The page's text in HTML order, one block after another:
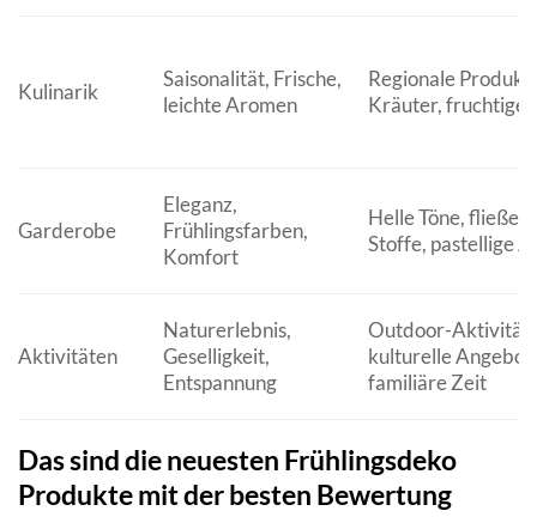
Kulinarik
Saisonalität, Frische,
leichte Aromen
Regionale
Kräuter, fruchtige
Garderobe
Eleganz,
Frühlingsfarben,
Komfort
Helle Töne,
Stoffe, pastellige
Aktivitäten
Naturerlebnis,
Geselligkeit,
Entspannung
Outdoor-
kulturelle
familiäre Zeit
Das sind die neuesten Frühlingsdeko
Produkte mit der besten Bewertung